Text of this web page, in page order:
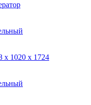
х 1020 х 1724